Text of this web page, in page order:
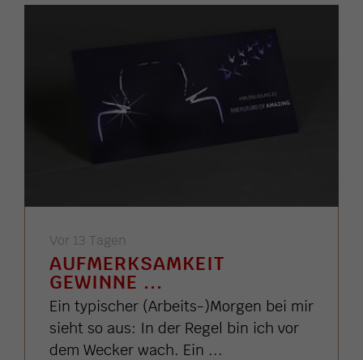
Vor 13 Tagen
AUFMERKSAMKEIT
GEWINNE ...
Ein typischer (Arbeits-)Morgen bei mir
sieht so aus: In der Regel bin ich vor
dem Wecker wach. Ein ...